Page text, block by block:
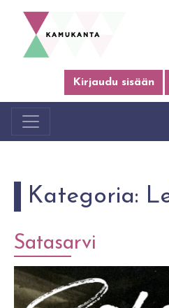
Kirjaudu sisään
Kategoria:
Satasarvi